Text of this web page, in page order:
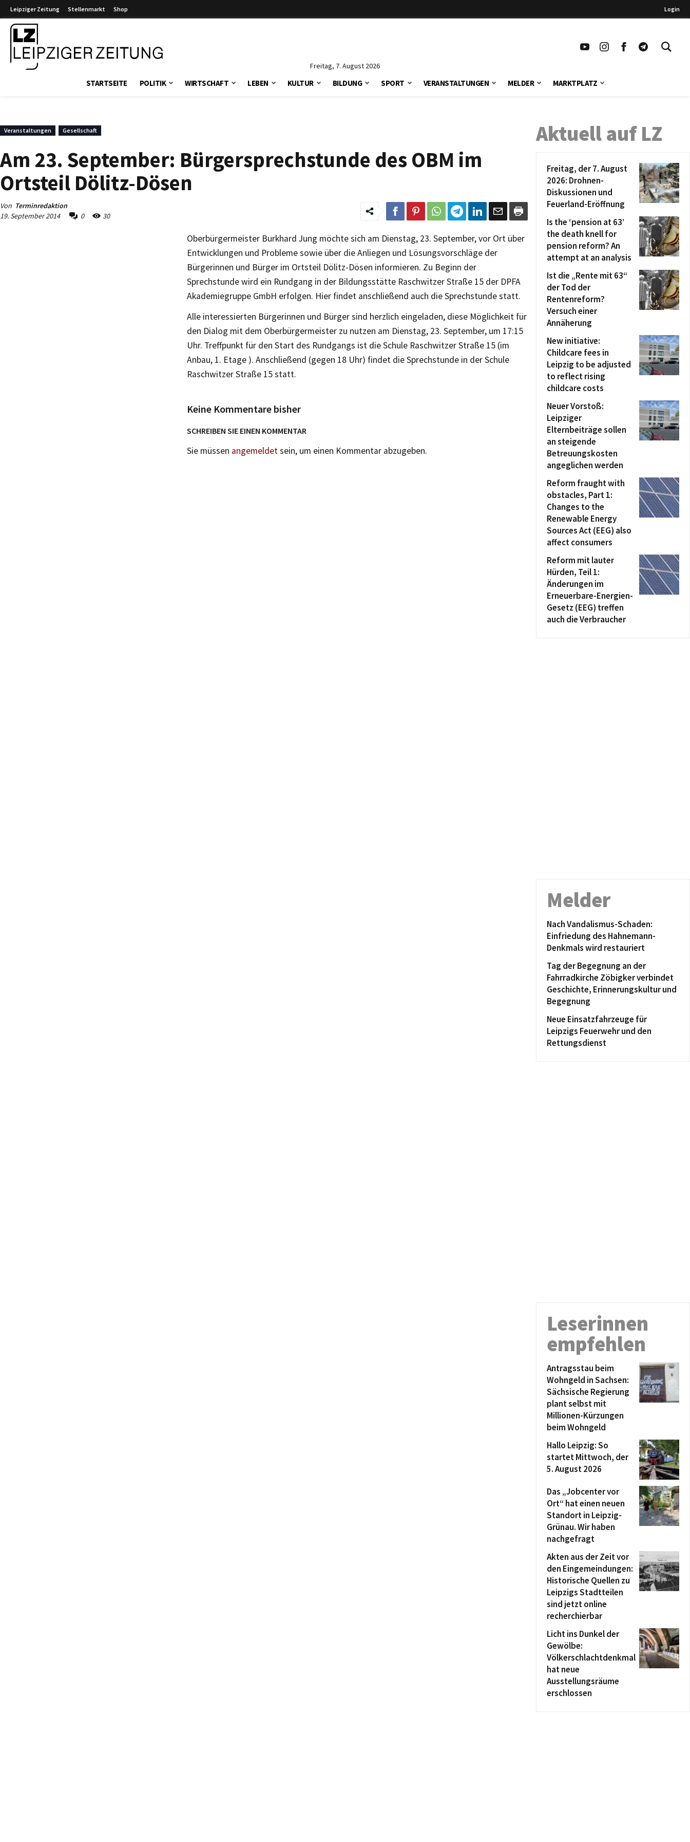
Leipziger Zeitung Stellenmarkt Shop Login
Freitag, 7. August 2026
STARTSEITE POLITIK WIRTSCHAFT LEBEN KULTUR BILDUNG SPORT VERANSTALTUNGEN MELDER MARKTPLATZ
Veranstaltungen Gesellschaft
Am 23. September: Bürgersprechstunde des OBM im
Ortsteil Dölitz-Dösen
Von Terminredaktion
19. September 2014
0 30
Oberbürgermeister Burkhard Jung möchte sich am Dienstag, 23. September, vor Ort über
Entwicklungen und Probleme sowie über die Anliegen und Lösungsvorschläge der
Bürgerinnen und Bürger im Ortsteil Dölitz-Dösen informieren. Zu Beginn der
Sprechstunde wird ein Rundgang in der Bildungsstätte Raschwitzer Straße 15 der DPFA
Akademiegruppe GmbH erfolgen. Hier findet anschließend auch die Sprechstunde statt.
Alle interessierten Bürgerinnen und Bürger sind herzlich eingeladen, diese Möglichkeit für
den Dialog mit dem Oberbürgermeister zu nutzen am Dienstag, 23. September, um 17:15
Uhr. Treffpunkt für den Start des Rundgangs ist die Schule Raschwitzer Straße 15 (im
Anbau, 1. Etage ). Anschließend (gegen 18 Uhr) findet die Sprechstunde in der Schule
Raschwitzer Straße 15 statt.
Keine Kommentare bisher
SCHREIBEN SIE EINEN KOMMENTAR
Sie müssen angemeldetsein, um einen Kommentar abzugeben.
Aktuell auf LZ
Freitag, der 7. August
2026: Drohnen-
Diskussionen und
Feuerland-Eröffnung
Is the ‘pension at 63’
the death knell for
pension reform? An
attempt at an analysis
Ist die „Rente mit 63“
der Tod der
Rentenreform?
Versuch einer
Annäherung
New initiative:
Childcare fees in
Leipzig to be adjusted
to reflect rising
childcare costs
Neuer Vorstoß:
Leipziger
Elternbeiträge sollen
an steigende
Betreuungskosten
angeglichen werden
Reform fraught with
obstacles, Part 1:
Changes to the
Renewable Energy
Sources Act (EEG) also
affect consumers
Reform mit lauter
Hürden, Teil 1:
Änderungen im
Erneuerbare-Energien-
Gesetz (EEG) treffen
auch die Verbraucher
Melder
Nach Vandalismus-Schaden:
Einfriedung des Hahnemann-
Denkmals wird restauriert
Tag der Begegnung an der
Fahrradkirche Zöbigker verbindet
Geschichte, Erinnerungskultur und
Begegnung
Neue Einsatzfahrzeuge für
Leipzigs Feuerwehr und den
Rettungsdienst
Leserinnen
empfehlen
Antragsstau beim
Wohngeld in Sachsen:
Sächsische Regierung
plant selbst mit
Millionen-Kürzungen
beim Wohngeld
Hallo Leipzig: So
startet Mittwoch, der
5. August 2026
Das „Jobcenter vor
Ort“ hat einen neuen
Standort in Leipzig-
Grünau. Wir haben
nachgefragt
Akten aus der Zeit vor
den Eingemeindungen:
Historische Quellen zu
Leipzigs Stadtteilen
sind jetzt online
recherchierbar
Licht ins Dunkel der
Gewölbe:
Völkerschlachtdenkmal
hat neue
Ausstellungsräume
erschlossen